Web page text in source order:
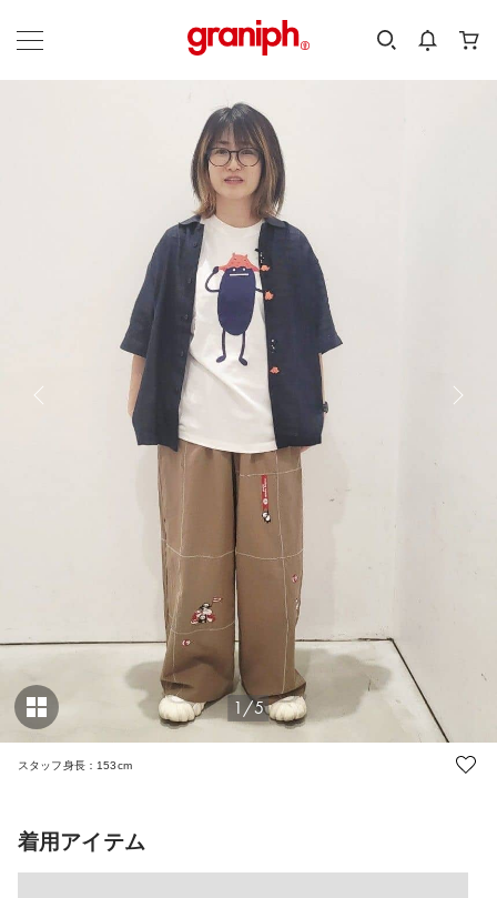
カテゴリーから探す
MEN
1/5
スタッフ身長：153cm
着用アイテム